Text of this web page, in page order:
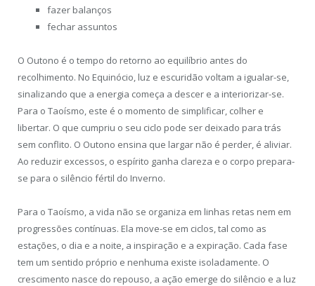
fazer balanços
fechar assuntos
O Outono é o tempo do retorno ao equilíbrio antes do
recolhimento. No Equinócio, luz e escuridão voltam a igualar-se,
sinalizando que a energia começa a descer e a interiorizar-se.
Para o Taoísmo, este é o momento de simplificar, colher e
libertar. O que cumpriu o seu ciclo pode ser deixado para trás
sem conflito. O Outono ensina que largar não é perder, é aliviar.
Ao reduzir excessos, o espírito ganha clareza e o corpo prepara-
se para o silêncio fértil do Inverno.
Para o Taoísmo, a vida não se organiza em linhas retas nem em
progressões contínuas. Ela move-se em ciclos, tal como as
estações, o dia e a noite, a inspiração e a expiração. Cada fase
tem um sentido próprio e nenhuma existe isoladamente. O
crescimento nasce do repouso, a ação emerge do silêncio e a luz